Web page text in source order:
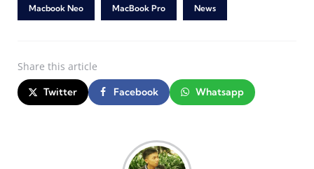
Macbook Neo MacBook Pro News
Share this article
Twitter Facebook Whatsapp